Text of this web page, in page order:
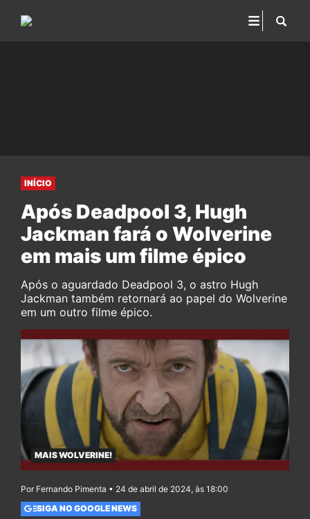
INÍCIO
Após Deadpool 3, Hugh
Jackman fará o Wolverine
em mais um filme épico
Após o aguardado Deadpool 3, o astro Hugh
Jackman também retornará ao papel do Wolverine
em um outro filme épico.
MAIS WOLVERINE!
Por Fernando Pimenta • 24 de abril de 2024, às 18:00
SIGA NO GOOGLE NEWS